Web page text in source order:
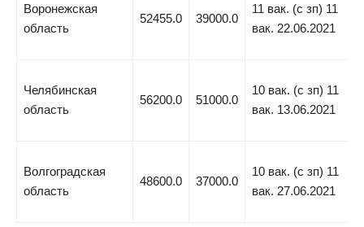
Воронежская
область
52455.0 39000.0
11 вак. (с зп) 11
вак. 22.06.2021
Челябинская
область
56200.0 51000.0
10 вак. (с зп) 11
вак. 13.06.2021
Волгоградская
область
48600.0 37000.0
10 вак. (с зп) 11
вак. 27.06.2021